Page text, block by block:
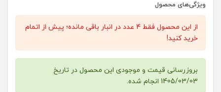
ویژگی‌های محصول
از این محصول فقط 4 عدد در انبار باقی مانده؛ پیش از اتمام
خرید کنید!
بروزرسانی قیمت و موجودی این محصول در تاریخ
1405/03/03 انجام شده.